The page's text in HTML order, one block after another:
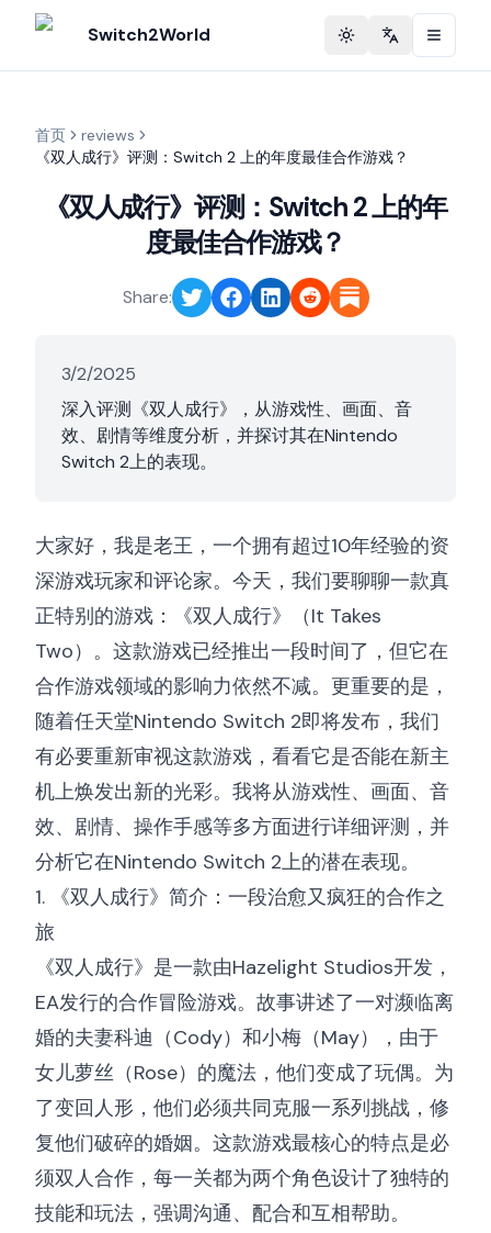
Switch2World Toggle theme
Change
首页
reviews
《双人成行》评测：Switch 2 上的年度最佳合作游戏？
《双人成行》评测：Switch 2 上的年
度最佳合作游戏？
Share:
3/2/2025
深入评测《双人成行》，从游戏性、画面、音
效、剧情等维度分析，并探讨其在Nintendo
Switch 2上的表现。
大家好，我是老王，一个拥有超过10年经验的资
深游戏玩家和评论家。今天，我们要聊聊一款真
正特别的游戏：《双人成行》（It Takes
Two）。这款游戏已经推出一段时间了，但它在
合作游戏领域的影响力依然不减。更重要的是，
随着任天堂Nintendo Switch 2即将发布，我们
有必要重新审视这款游戏，看看它是否能在新主
机上焕发出新的光彩。我将从游戏性、画面、音
效、剧情、操作手感等多方面进行详细评测，并
分析它在Nintendo Switch 2上的潜在表现。
1. 《双人成行》简介：一段治愈又疯狂的合作之
旅
《双人成行》是一款由Hazelight Studios开发，
EA发行的合作冒险游戏。故事讲述了一对濒临离
婚的夫妻科迪（Cody）和小梅（May），由于
女儿萝丝（Rose）的魔法，他们变成了玩偶。为
了变回人形，他们必须共同克服一系列挑战，修
复他们破碎的婚姻。这款游戏最核心的特点是必
须双人合作，每一关都为两个角色设计了独特的
技能和玩法，强调沟通、配合和互相帮助。